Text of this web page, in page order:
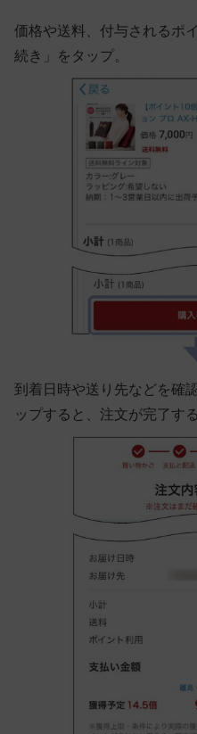
価格や送料、付与されるポ
続き」をタップ。
到着日時や送り先などを確
ップすると、注文が完了する